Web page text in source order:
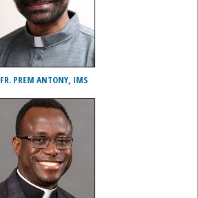
FR. PREM ANTONY, IMS